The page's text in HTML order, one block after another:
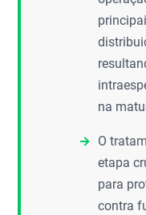
na
O
etapa
para
contra